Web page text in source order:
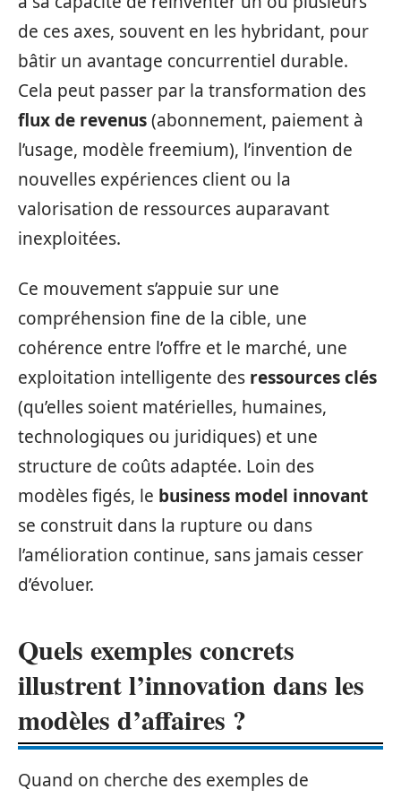
de ces axes, souvent en les hybridant, pour
bâtir un avantage concurrentiel durable.
Cela peut passer par la transformation des
flux de revenus(abonnement, paiement à
l’usage, modèle freemium), l’invention de
nouvelles expériences client ou la
valorisation de ressources auparavant
inexploitées.
Ce mouvement s’appuie sur une
compréhension fine de la cible, une
cohérence entre l’offre et le marché, une
exploitation intelligente des ressources clés
(qu’elles soient matérielles, humaines,
technologiques ou juridiques) et une
structure de coûts adaptée. Loin des
modèles figés, le business model innovant
se construit dans la rupture ou dans
l’amélioration continue, sans jamais cesser
d’évoluer.
Quels exemples concrets
illustrent l’innovation dans les
modèles d’affaires ?
Quand on cherche des exemples de